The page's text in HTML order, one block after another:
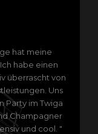
hat meine
habe einen
überrascht von
Uns
Party im Twiga
Champagner
und cool. "